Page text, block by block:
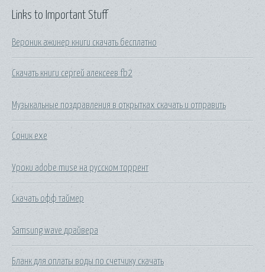
Links to Important Stuff
Вероник ажинер книги скачать бесплатно
Скачать книги сергей алексеев fb2
Музыкальные поздравления в открытках скачать и отправить
Соник ехе
Уроки adobe muse на русском торрент
Скачать офф таймер
Samsung wave драйвера
Бланк для оплаты воды по счетчику скачать